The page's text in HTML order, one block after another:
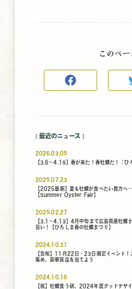
このペー
最近のニュース
2026.03.05
【3.6～4.19】春が来た！春牡蠣だ！「ひ
2025.07.23
【2025最新】夏も牡蠣が食べたい貴方へ
【Summer Oyster Fair】
2025.02.27
【3.1～4.13】4月中旬まで広島県産牡蠣
旨い！【ひろしま春の牡蠣まつり】
2024.10.31
【告知】11月22日・23日限定イベント！
集め、豪華賞品を当てよう
2024.10.16
【祝】牡蠣食う研、2024年度グッドデザ